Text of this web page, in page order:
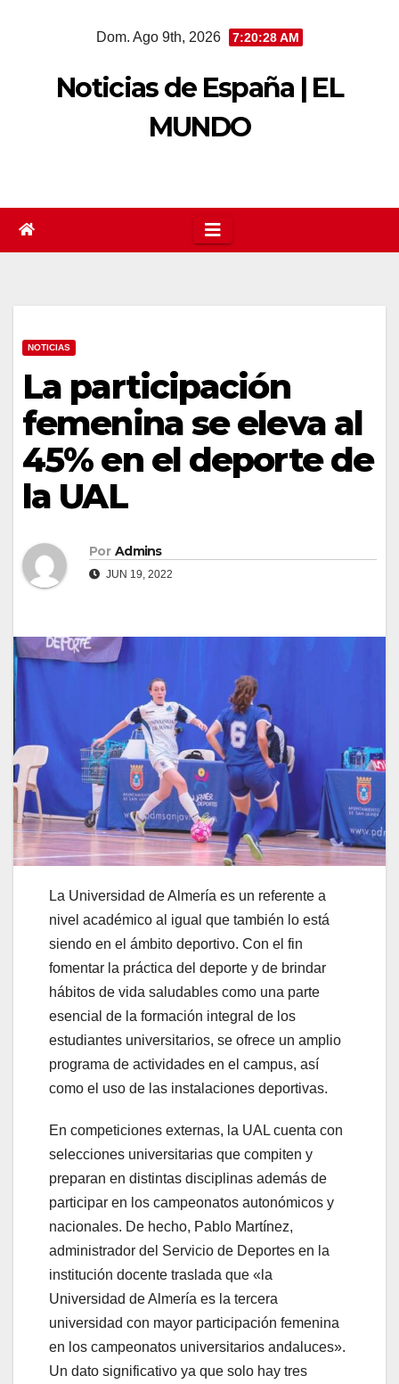
Dom. Ago 9th, 2026 7:20:29 AM
Noticias de España | EL
MUNDO
NOTICIAS
La participación
femenina se eleva al
45% en el deporte de
la UAL
Por Admins
JUN 19, 2022
La Universidad de Almería es un referente a
nivel académico al igual que también lo está
siendo en el ámbito deportivo. Con el fin
fomentar la práctica del deporte y de brindar
hábitos de vida saludables como una parte
esencial de la formación integral de los
estudiantes universitarios, se ofrece un amplio
programa de actividades en el campus, así
como el uso de las instalaciones deportivas.
En competiciones externas, la UAL cuenta con
selecciones universitarias que compiten y
preparan en distintas disciplinas además de
participar en los campeonatos autonómicos y
nacionales. De hecho, Pablo Martínez,
administrador del Servicio de Deportes en la
institución docente traslada que «la
Universidad de Almería es la tercera
universidad con mayor participación femenina
en los campeonatos universitarios andaluces».
Un dato significativo ya que solo hay tres